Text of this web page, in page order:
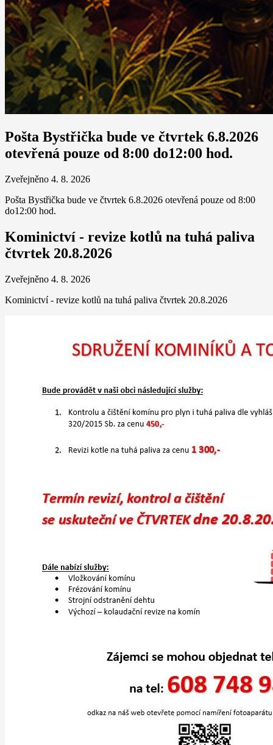
Pošta Bystřička bude ve čtvrtek 6.8.2026
otevřená pouze od 8:00 do12:00 hod.
Zveřejněno 4. 8. 2026
Pošta Bystřička bude ve čtvrtek 6.8.2026 otevřená pouze od 8:00
do12:00 hod.
Kominictví - revize kotlů na tuhá paliva
čtvrtek 20.8.2026
Zveřejněno 4. 8. 2026
Kominictví - revize kotlů na tuhá paliva čtvrtek 20.8.2026